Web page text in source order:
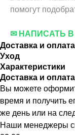
помогут
✉ НАПИСАТЬ
Доставка и оплата
Уход
Характеристики
Доставка и оплата
Вы можете
время и получить
же день или на
Наши менеджеры